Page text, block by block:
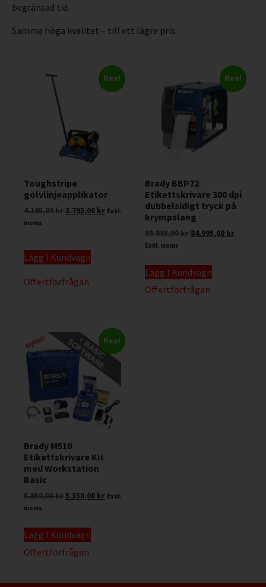
begränsad tid.
Samma höga kvalitet – till ett lägre pris.
Rea!
Toughstripe
golvlinjeapplikator
4.195,00kr3.795,00 kr Exkl.
moms
Lägg I Kundvagn
Offertförfrågan
Rea!
Brady BBP72
Etikettskrivare 300 dpi
dubbelsidigt tryck på
krympslang
89.885,00kr 84.995,00 kr
Exkl. moms
Lägg I Kundvagn
Offertförfrågan
Rea!
Brady M510
Etikettskrivare Kit
med Workstation
Basic
5.850,00kr5.350,00 kr Exkl.
moms
Lägg I Kundvagn
Offertförfrågan